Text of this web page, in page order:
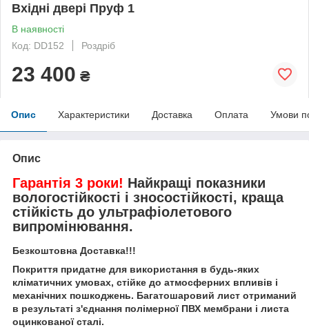
Вхідні двері Пруф 1
В наявності
Код: DD152
Роздріб
23 400 ₴
Опис Характеристики Доставка Оплата Умови
Опис
Гарантія 3 роки! Найкращі показники
вологостійкості і зносостійкості, краща
стійкість до ультрафіолетового
випромінювання.
Безкоштовна Доставка!!!
Покриття придатне для використання в будь-яких
кліматичних умовах, стійке до атмосферних впливів і
механічних пошкоджень. Багатошаровий лист отриманий
в результаті з'єднання полімерної ПВХ мембрани і листа
оцинкованої сталі.